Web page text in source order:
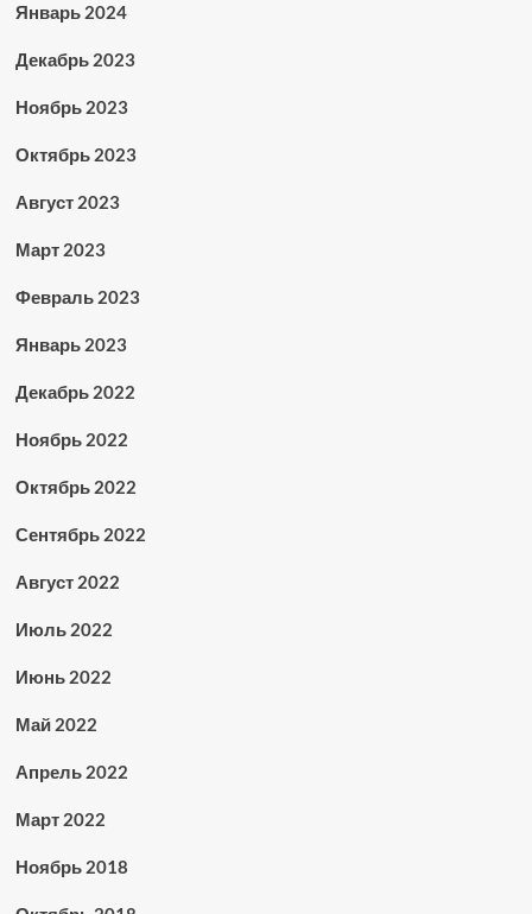
Январь 2024
Декабрь 2023
Ноябрь 2023
Октябрь 2023
Август 2023
Март 2023
Февраль 2023
Январь 2023
Декабрь 2022
Ноябрь 2022
Октябрь 2022
Сентябрь 2022
Август 2022
Июль 2022
Июнь 2022
Май 2022
Апрель 2022
Март 2022
Ноябрь 2018